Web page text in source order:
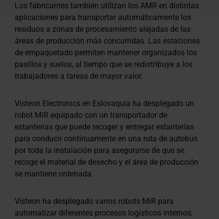
Los fabricantes también utilizan los AMR en distintas
aplicaciones para transportar automáticamente los
residuos a zonas de procesamiento alejadas de las
áreas de producción más concurridas. Las estaciones
de empaquetado permiten mantener organizados los
pasillos y suelos, al tiempo que se redistribuye a los
trabajadores a tareas de mayor valor.
Visteon Electronics en Eslovaquia ha desplegado un
robot MiR equipado con un transportador de
estanterías que puede recoger y entregar estanterías
para conducir continuamente en una ruta de autobús
por toda la instalación para asegurarse de que se
recoge el material de desecho y el área de producción
se mantiene ordenada.
Visteon ha desplegado varios robots MiR para
automatizar diferentes procesos logísticos internos,